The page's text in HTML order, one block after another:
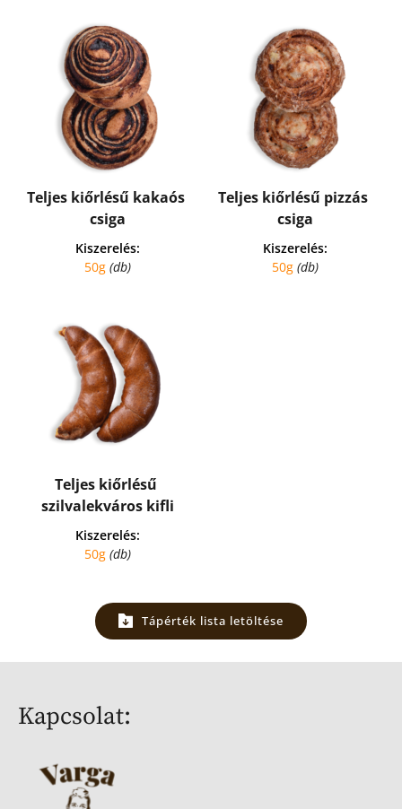
Teljes kiőrlésű kakaós
csiga
Kiszerelés:
50g (db)
Teljes kiőrlésű pizzás
csiga
Kiszerelés:
50g (db)
Teljes kiőrlésű
szilvalekváros kifli
Kiszerelés:
50g (db)
Tápérték lista letöltése
Kapcsolat: